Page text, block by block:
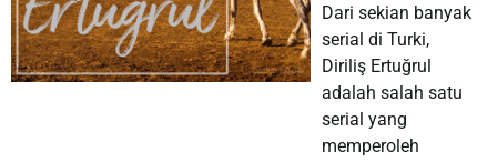
Dari sekian banyak
serial di Turki,
Diriliş Ertuğrul
adalah salah satu
serial yang
memperoleh